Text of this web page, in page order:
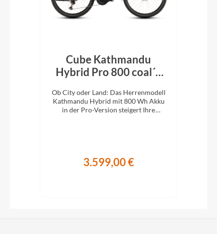
Cube Kathmandu
Hybrid Pro 800 coal´n
Ob City oder Land: Das Herrenmodell
Kathmandu Hybrid mit 800 Wh Akku
in der Pro-Version steigert Ihre
3.599,00 €